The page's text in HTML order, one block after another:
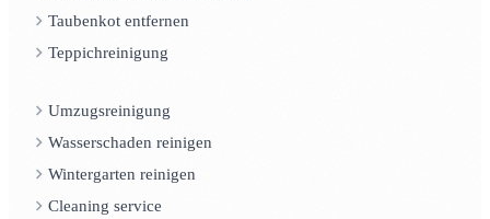
Taubenkot entfernen
Teppichreinigung
Umzugsreinigung
Wasserschaden reinigen
Wintergarten reinigen
Cleaning service